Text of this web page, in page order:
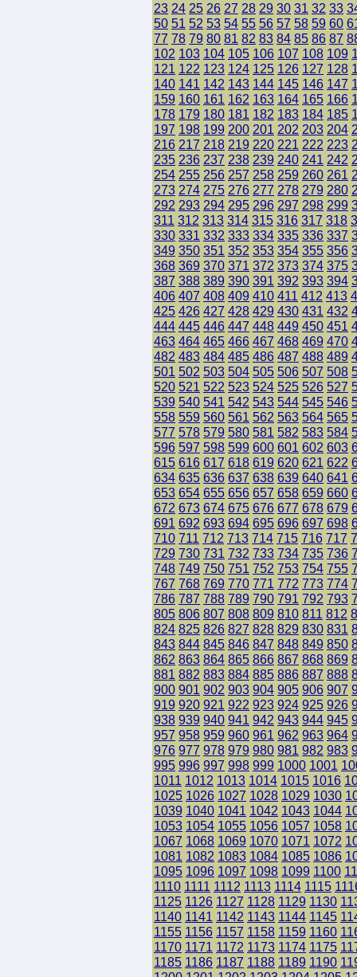
23 24 25 26 27 28 29 30 31 32 33
50 51 52 53 54 55 56 57 58 59 60
77 78 79 80 81 82 83 84 85 86 87
102 103 104 105 106 107 108 109
121 122 123 124 125 126 127 128
140 141 142 143 144 145 146 147
159 160 161 162 163 164 165 166
178 179 180 181 182 183 184 185
197 198 199 200 201 202 203 204
216 217 218 219 220 221 222 223
235 236 237 238 239 240 241 242
254 255 256 257 258 259 260 261
273 274 275 276 277 278 279 280
292 293 294 295 296 297 298 299
311 312 313 314 315 316 317 318
330 331 332 333 334 335 336 337
349 350 351 352 353 354 355 356
368 369 370 371 372 373 374 375
387 388 389 390 391 392 393 394
406 407 408 409 410 411 412 413
425 426 427 428 429 430 431 432
444 445 446 447 448 449 450 451
463 464 465 466 467 468 469 470
482 483 484 485 486 487 488 489
501 502 503 504 505 506 507 508
520 521 522 523 524 525 526 527
539 540 541 542 543 544 545 546
558 559 560 561 562 563 564 565
577 578 579 580 581 582 583 584
596 597 598 599 600 601 602 603
615 616 617 618 619 620 621 622
634 635 636 637 638 639 640 641
653 654 655 656 657 658 659 660
672 673 674 675 676 677 678 679
691 692 693 694 695 696 697 698
710 711 712 713 714 715 716 717
729 730 731 732 733 734 735 736
748 749 750 751 752 753 754 755
767 768 769 770 771 772 773 774
786 787 788 789 790 791 792 793
805 806 807 808 809 810 811 812
824 825 826 827 828 829 830 831
843 844 845 846 847 848 849 850
862 863 864 865 866 867 868 869
881 882 883 884 885 886 887 888
900 901 902 903 904 905 906 907
919 920 921 922 923 924 925 926
938 939 940 941 942 943 944 945
957 958 959 960 961 962 963 964
976 977 978 979 980 981 982 983
995 996 997 998 999 1000 1001
1011 1012 1013 1014 1015 1016
1025 1026 1027 1028 1029 1030
1039 1040 1041 1042 1043 1044
1053 1054 1055 1056 1057 1058
1067 1068 1069 1070 1071 1072
1081 1082 1083 1084 1085 1086
1095 1096 1097 1098 1099 1100
1110 1111 1112 1113 1114 1115
1125 1126 1127 1128 1129 1130
1140 1141 1142 1143 1144 1145
1155 1156 1157 1158 1159 1160
1170 1171 1172 1173 1174 1175
1185 1186 1187 1188 1189 1190